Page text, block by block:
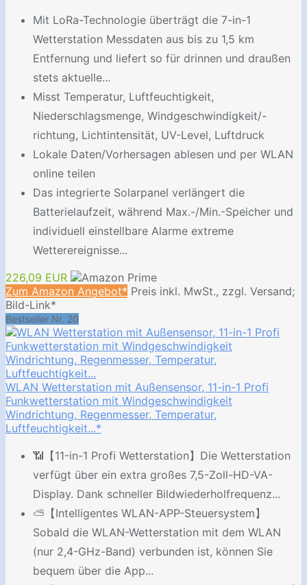
Mit LoRa-Technologie überträgt die 7-in-1
Wetterstation Messdaten aus bis zu 1,5 km
Entfernung und liefert so für drinnen und draußen
stets aktuelle...
Misst Temperatur, Luftfeuchtigkeit,
Niederschlagsmenge, Windgeschwindigkeit/-
richtung, Lichtintensität, UV-Level, Luftdruck
Lokale Daten/Vorhersagen ablesen und per WLAN
online teilen
Das integrierte Solarpanel verlängert die
Batterielaufzeit, während Max.-/Min.-Speicher und
individuell einstellbare Alarme extreme
Wetterereignisse...
226,09 EUR
Zum Amazon Angebot* Preis inkl. MwSt., zzgl. Versand;
Bild-Link*
Bestseller Nr. 20
WLAN Wetterstation mit Außensensor, 11-in-1 Profi
Funkwetterstation mit Windgeschwindigkeit
Windrichtung, Regenmesser, Temperatur,
Luftfeuchtigkeit...*
📶【11-in-1 Profi Wetterstation】Die Wetterstation
verfügt über ein extra großes 7,5-Zoll-HD-VA-
Display. Dank schneller Bildwiederholfrequenz...
⛅【Intelligentes WLAN-APP-Steuersystem】
Sobald die WLAN-Wetterstation mit dem WLAN
(nur 2,4-GHz-Band) verbunden ist, können Sie
bequem über die App...